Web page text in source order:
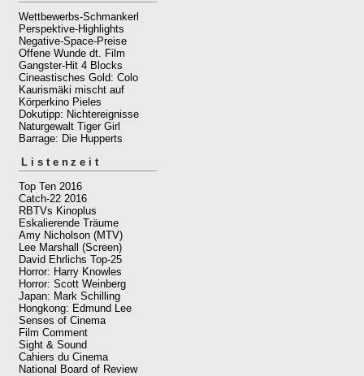
Wettbewerbs-Schmankerl
Perspektive-Highlights
Negative-Space-Preise
Offene Wunde dt. Film
Gangster-Hit 4 Blocks
Cineastisches Gold: Colo
Kaurismäki mischt auf
Körperkino Pieles
Dokutipp: Nichtereignisse
Naturgewalt Tiger Girl
Barrage: Die Hupperts
Listenzeit
Top Ten 2016
Catch-22 2016
RBTVs Kinoplus
Eskalierende Träume
Amy Nicholson (MTV)
Lee Marshall (Screen)
David Ehrlichs Top-25
Horror: Harry Knowles
Horror: Scott Weinberg
Japan: Mark Schilling
Hongkong: Edmund Lee
Senses of Cinema
Film Comment
Sight & Sound
Cahiers du Cinema
National Board of Review